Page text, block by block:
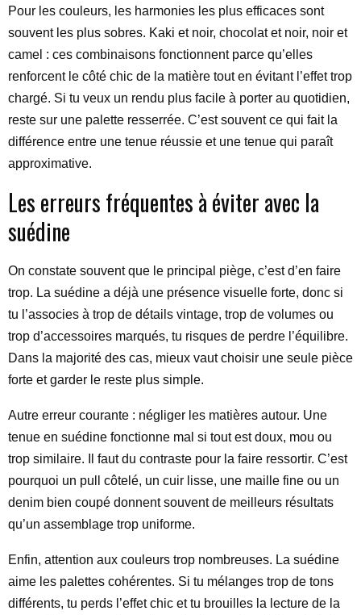
Pour les couleurs, les harmonies les plus efficaces sont
souvent les plus sobres. Kaki et noir, chocolat et noir, noir et
camel : ces combinaisons fonctionnent parce qu’elles
renforcent le côté chic de la matière tout en évitant l’effet trop
chargé. Si tu veux un rendu plus facile à porter au quotidien,
reste sur une palette resserrée. C’est souvent ce qui fait la
différence entre une tenue réussie et une tenue qui paraît
approximative.
Les erreurs fréquentes à éviter avec la
suédine
On constate souvent que le principal piège, c’est d’en faire
trop. La suédine a déjà une présence visuelle forte, donc si
tu l’associes à trop de détails vintage, trop de volumes ou
trop d’accessoires marqués, tu risques de perdre l’équilibre.
Dans la majorité des cas, mieux vaut choisir une seule pièce
forte et garder le reste plus simple.
Autre erreur courante : négliger les matières autour. Une
tenue en suédine fonctionne mal si tout est doux, mou ou
trop similaire. Il faut du contraste pour la faire ressortir. C’est
pourquoi un pull côtelé, un cuir lisse, une maille fine ou un
denim bien coupé donnent souvent de meilleurs résultats
qu’un assemblage trop uniforme.
Enfin, attention aux couleurs trop nombreuses. La suédine
aime les palettes cohérentes. Si tu mélanges trop de tons
différents, tu perds l’effet chic et tu brouilles la lecture de la